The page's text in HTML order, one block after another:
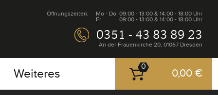
Mo - Do 09:00 - 13:00 & 14:00 - 18:00 Uhr
Fr
09:00 - 13:00 & 14:00 - 18:00 Uhr
Öffnungszeiten:
0351 - 43 83 89 23
An der Frauenkirche 20, 01067 Dresden
Weiteres
0
0,00 €